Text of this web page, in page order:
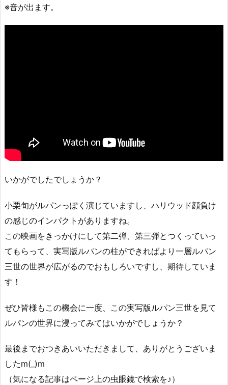
※音が出ます。
いかがでしたでしょうか？
小栗旬がルパンっぽく演じていますし、ハリウッド顔負け
の感じのインパクトがありますね。
この映画をきっかけにして第二弾、第三弾とつくっていっ
てもらって、実写版ルパンの柱ができればより一層ルパン
三世の世界が広がるのでおもしろいですし、期待していま
す！
ぜひ皆様もこの機会に一度、この実写版ルパン三世を見て
ルパンの世界に浸ってみてはいかがでしょうか？
最後までおつきあいいただきまして、ありがとうございま
したm(_)m
（気になる記事はページ上の虫眼鏡で検索を♪）